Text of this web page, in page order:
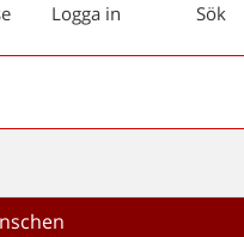
Logga in Sök